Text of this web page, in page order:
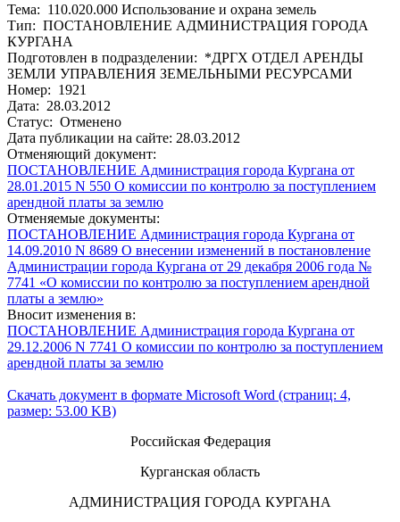
Тема: 110.020.000 Использование и охрана земель
Тип: ПОСТАНОВЛЕНИЕ АДМИНИСТРАЦИЯ ГОРОДА
КУРГАНА
Подготовлен в подразделении: *ДРГХ ОТДЕЛ АРЕНДЫ
ЗЕМЛИ УПРАВЛЕНИЯ ЗЕМЕЛЬНЫМИ РЕСУРСАМИ
Номер: 1921
Дата: 28.03.2012
Статус: Отменено
Дата публикации на сайте: 28.03.2012
Отменяющий документ:
ПОСТАНОВЛЕНИЕ Администрация города Кургана от
28.01.2015 N 550 О комиссии по контролю за поступлением
арендной платы за землю
Отменяемые документы:
ПОСТАНОВЛЕНИЕ Администрация города Кургана от
14.09.2010 N 8689 О внесении изменений в постановление
Администрации города Кургана от 29 декабря 2006 года №
7741 «О комиссии по контролю за поступлением арендной
платы а землю»
Вносит изменения в:
ПОСТАНОВЛЕНИЕ Администрация города Кургана от
29.12.2006 N 7741 О комиссии по контролю за поступлением
арендной платы за землю
Скачать документ в формате Microsoft Word (страниц: 4,
размер: 53.00 KB)
Российская Федерация
Курганская область
АДМИНИСТРАЦИЯ ГОРОДА КУРГАНА